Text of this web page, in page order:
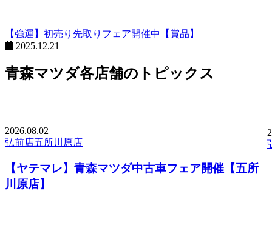
【強運】初売り先取りフェア開催中【賞品】
2025.12.21
青森マツダ各店舗のトピックス
2026.08.02
弘前店五所川原店
【ヤテマレ】青森マツダ中古車フェア開催【五所
川原店】